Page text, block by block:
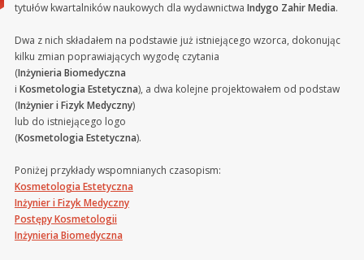
tytułów kwartalników naukowych dla wydawnictwa Indygo Zahir Media.
Dwa z nich składałem na podstawie już istniejącego wzorca, dokonując
kilku zmian poprawiających wygodę czytania
(Inżynieria Biomedyczna
i Kosmetologia Estetyczna), a dwa kolejne projektowałem od podstaw
(Inżynier i Fizyk Medyczny)
lub do istniejącego logo
(Kosmetologia Estetyczna).
Poniżej przykłady wspomnianych czasopism:
Kosmetologia Estetyczna
Inżynier i Fizyk Medyczny
Postępy Kosmetologii
Inżynieria Biomedyczna